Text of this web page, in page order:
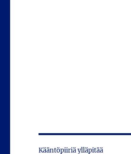
Kääntöpiiriä ylläpitää